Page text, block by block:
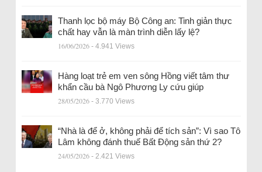
Thanh lọc bộ máy Bộ Công an: Tinh giản thực
chất hay vẫn là màn trình diễn lấy lệ?
16/06/2026 - 4.941 Views
Hàng loạt trẻ em ven sông Hồng viết tâm thư
khẩn cầu bà Ngô Phương Ly cứu giúp
28/05/2026 - 3.770 Views
“Nhà là để ở, không phải để tích sản”: Vì sao Tô
Lâm không đánh thuế Bất Động sản thứ 2?
24/05/2026 - 2.421 Views